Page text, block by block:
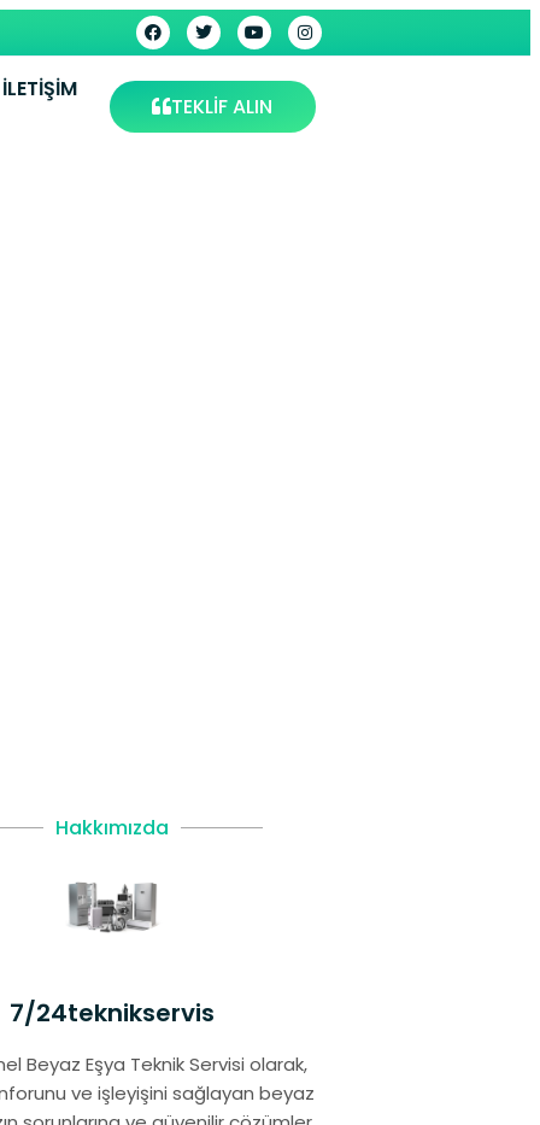
İLETIŞIM
TEKLİF ALIN
Hakkımızda
7/24teknikservis
Beyaz Eşya Teknik Servisi olarak,
ve işleyişini sağlayan beyaz